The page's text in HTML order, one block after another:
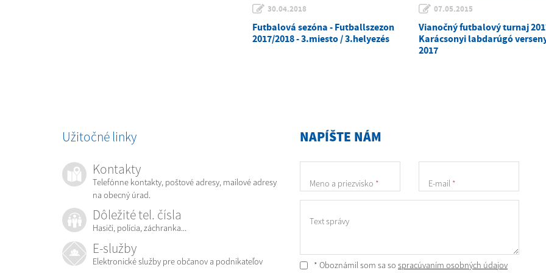
30.04.2018
Futbalová sezóna - Futballszezon
2017/2018 - 3.miesto / 3.helyezés
07.05.2015
Vianočný futbalový turnaj
Karácsonyi labdarúgó
2017
NAPÍŠTE NÁM
Meno a priezvisko * E-mail *
Text správy
* Oboznámil som sa so spracúvaním osobných údajov
Užitočné linky
Kontakty
Telefónne kontakty, poštové adresy, mailové adresy
na obecný úrad.
Dôležité tel. čísla
Hasiči, polícia, záchranka...
E-služby
Elektronické služby pre občanov a podnikateľov